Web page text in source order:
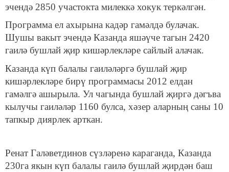
эчендә 2850 участокта милеккә хокук теркәлгән.
Программа ел ахырына кадәр гамәлдә булачак.
Шушы вакыт эчендә Казанда яшәүче тагын 2420
гаилә бушлай җир кишәрлекләре сайлый алачак.
Казанда күп балалы гаиләләргә бушлай җир
кишәрлекләре бирү программасы 2012 елдан
гамәлгә ашырыла. Ул чагында бушлай җиргә дәгъва
кылучы гаиләләр 1160 булса, хәзер аларның саны 10
тапкыр диярлек арткан.
Ренат Галәветдинов сүзләренә караганда, Казанда
230га якын күп балалы гаилә бушлай җирдән баш